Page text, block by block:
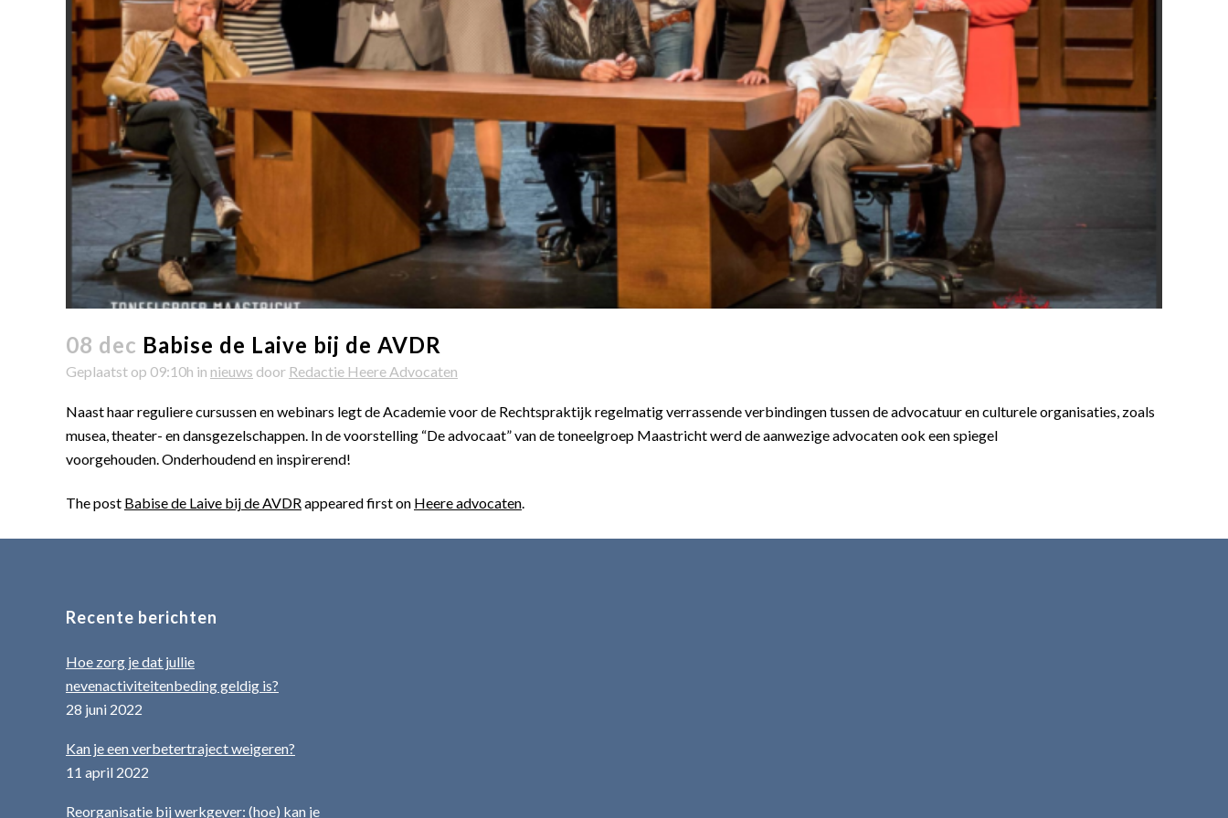
08 dec Babise de Laive bij de AVDR
Geplaatst op 09:10h in nieuws door Redactie Heere Advocaten
Naast haar reguliere cursussen en webinars legt de Academie voor de Rechtspraktijk regelmatig verrassende verbindingen tussen de advocatuur en culturele organisaties, zoals
musea, theater- en dansgezelschappen. In de voorstelling “De advocaat” van de toneelgroep Maastricht werd de aanwezige advocaten ook een spiegel
voorgehouden. Onderhoudend en inspirerend!
The post Babise de Laive bij de AVDR appeared first on Heere advocaten
Recente berichten
Hoe zorg je dat jullie
nevenactiviteitenbeding geldig is?
28 juni 2022
Kan je een verbetertraject weigeren?
11 april 2022
Reorganisatie bij werkgever: (hoe) kan je